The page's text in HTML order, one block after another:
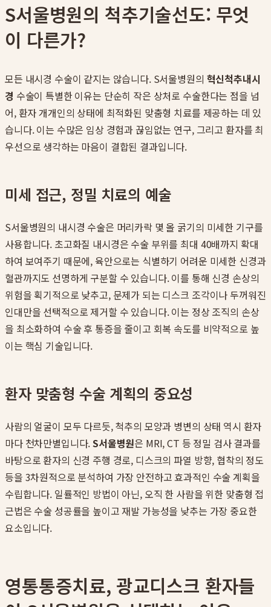
S서울병원의 척추기술선도: 무엇
이 다른가?
모든 내시경 수술이 같지는 않습니다. S서울병원의 혁신척추내시
경 수술이 특별한 이유는 단순히 작은 상처로 수술한다는 점을 넘
어, 환자 개개인의 상태에 최적화된 맞춤형 치료를 제공하는 데 있
습니다. 이는 수많은 임상 경험과 끊임없는 연구, 그리고 환자를 최
우선으로 생각하는 마음이 결합된 결과입니다.
미세 접근, 정밀 치료의 예술
S서울병원의 내시경 수술은 머리카락 몇 올 굵기의 미세한 기구를
사용합니다. 초고화질 내시경은 수술 부위를 최대 40배까지 확대
하여 보여주기 때문에, 육안으로는 식별하기 어려운 미세한 신경과
혈관까지도 선명하게 구분할 수 있습니다. 이를 통해 신경 손상의
위험을 획기적으로 낮추고, 문제가 되는 디스크 조각이나 두꺼워진
인대만을 선택적으로 제거할 수 있습니다. 이는 정상 조직의 손상
을 최소화하여 수술 후 통증을 줄이고 회복 속도를 비약적으로 높
이는 핵심 기술입니다.
환자 맞춤형 수술 계획의 중요성
사람의 얼굴이 모두 다르듯, 척추의 모양과 병변의 상태 역시 환자
마다 천차만별입니다.S서울병원은 MRI, CT 등 정밀 검사 결과를
바탕으로 환자의 신경 주행 경로, 디스크의 파열 방향, 협착의 정도
등을 3차원적으로 분석하여 가장 안전하고 효과적인 수술 계획을
수립합니다. 일률적인 방법이 아닌, 오직 한 사람을 위한 맞춤형 접
근법은 수술 성공률을 높이고 재발 가능성을 낮추는 가장 중요한
요소입니다.
영통통증치료, 광교디스크 환자들